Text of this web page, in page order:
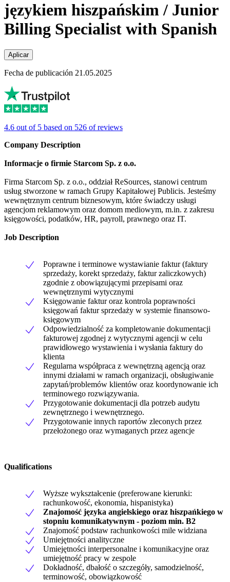
językiem hiszpańskim / Junior
Billing Specialist with Spanish
Aplicar
Fecha de publicación 21.05.2025
4.6 out of 5 based on 526 of reviews
Company Description
Informacje o firmie Starcom Sp. z o.o.
Firma Starcom Sp. z o.o., oddział ReSources, stanowi centrum
usług stworzone w ramach Grupy Kapitałowej Publicis. Jesteśmy
wewnętrznym centrum biznesowym, które świadczy usługi
agencjom reklamowym oraz domom mediowym, m.in. z zakresu
księgowości, podatków, HR, payroll, prawnego oraz IT.
Job Description
Poprawne i terminowe wystawianie faktur (faktury
sprzedaży, korekt sprzedaży, faktur zaliczkowych)
zgodnie z obowiązującymi przepisami oraz
wewnętrznymi wytycznymi
Księgowanie faktur oraz kontrola poprawności
księgowań faktur sprzedaży w systemie finansowo-
księgowym
Odpowiedzialność za kompletowanie dokumentacji
fakturowej zgodnej z wytycznymi agencji w celu
prawidłowego wystawienia i wysłania faktury do
klienta
Regularna współpraca z wewnętrzną agencją oraz
innymi działami w ramach organizacji, obsługiwanie
zapytań/problemów klientów oraz koordynowanie ich
terminowego rozwiązywania.
Przygotowanie dokumentacji dla potrzeb audytu
zewnętrznego i wewnętrznego.
Przygotowanie innych raportów zleconych przez
przełożonego oraz wymaganych przez agencje
Qualifications
Wyższe wykształcenie (preferowane kierunki:
rachunkowość, ekonomia, hispanistyka)
Znajomość języka angielskiego oraz hiszpańkiego w
stopniu komunikatywnym - poziom min. B2
Znajomość podstaw rachunkowości mile widziana
Umiejętności analityczne
Umiejętności interpersonalne i komunikacyjne oraz
umiejętność pracy w zespole
Dokładność, dbałość o szczegóły, samodzielność,
terminowość, obowiązkowość